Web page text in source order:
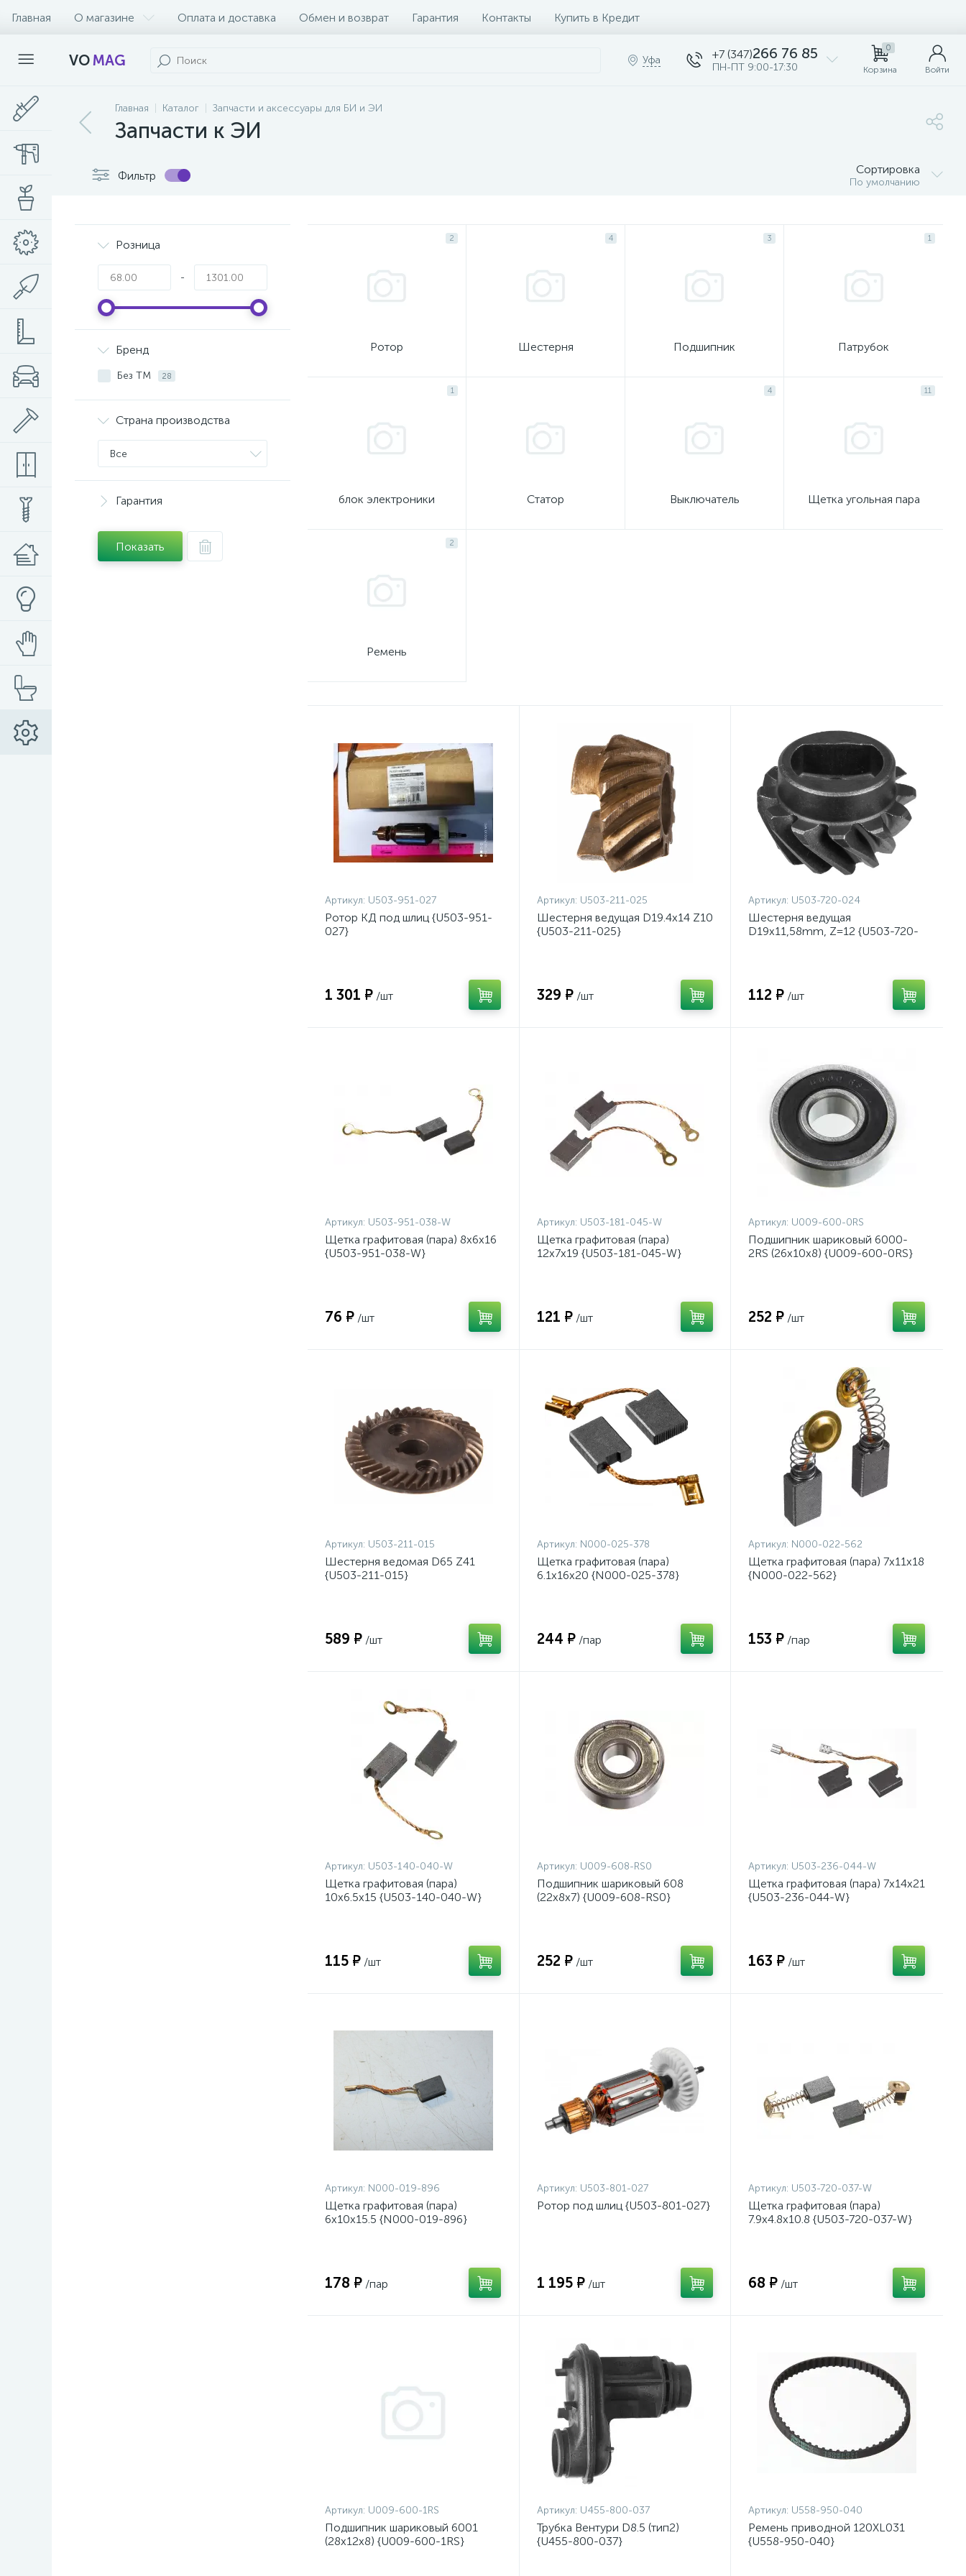
Главная О магазине Оплата и доставка Обмен и возврат Гарантия Контакты Купить в Кредит
VOMAG Уфа +7 (347)266 76 85
ПН-ПТ 9:00-17:30
0
Корзина Войти
Главная Каталог Запчасти и аксессуары для БИ и ЭИ
Запчасти к ЭИ
Фильтр Сортировка
По умолчанию
Розница
-
Бренд
Без ТМ 28
Страна производства
Все
Гарантия
Показать
2
Ротор
4
Шестерня
3
Подшипник
1
Патрубок
1
блок электроники Статор
4
Выключатель
11
Щетка угольная пара
2
Ремень
Артикул: U503-951-027
Ротор КД под шлиц {U503-951-
027}
1 301 ₽ /шт
Артикул: U503-211-025
Шестерня ведущая D19.4x14 Z10
{U503-211-025}
329 ₽ /шт
Артикул: U503-720-024
Шестерня ведущая
D19x11,58mm, Z=12 {U503-720-
112 ₽ /шт
Артикул: U503-951-038-W
Щетка графитовая (пара) 8х6х16
{U503-951-038-W}
76 ₽ /шт
Артикул: U503-181-045-W
Щетка графитовая (пара)
12x7x19 {U503-181-045-W}
121 ₽ /шт
Артикул: U009-600-0RS
Подшипник шариковый 6000-
2RS (26х10х8) {U009-600-0RS}
252 ₽ /шт
Артикул: U503-211-015
Шестерня ведомая D65 Z41
{U503-211-015}
589 ₽ /шт
Артикул: N000-025-378
Щетка графитовая (пара)
6.1x16x20 {N000-025-378}
244 ₽ /пар
Артикул: N000-022-562
Щетка графитовая (пара) 7x11x18
{N000-022-562}
153 ₽ /пар
Артикул: U503-140-040-W
Щетка графитовая (пара)
10x6.5x15 {U503-140-040-W}
115 ₽ /шт
Артикул: U009-608-RS0
Подшипник шариковый 608
(22х8х7) {U009-608-RS0}
252 ₽ /шт
Артикул: U503-236-044-W
Щетка графитовая (пара) 7x14x21
{U503-236-044-W}
163 ₽ /шт
Артикул: N000-019-896
Щетка графитовая (пара)
6x10x15.5 {N000-019-896}
178 ₽ /пар
Артикул: U503-801-027
Ротор под шлиц {U503-801-027}
1 195 ₽ /шт
Артикул: U503-720-037-W
Щетка графитовая (пара)
7.9х4.8х10.8 {U503-720-037-W}
68 ₽ /шт
Артикул: U009-600-1RS
Подшипник шариковый 6001
(28х12х8) {U009-600-1RS}
Артикул: U455-800-037
Трубка Вентури D8.5 (тип2)
{U455-800-037}
Артикул: U558-950-040
Ремень приводной 120XL031
{U558-950-040}